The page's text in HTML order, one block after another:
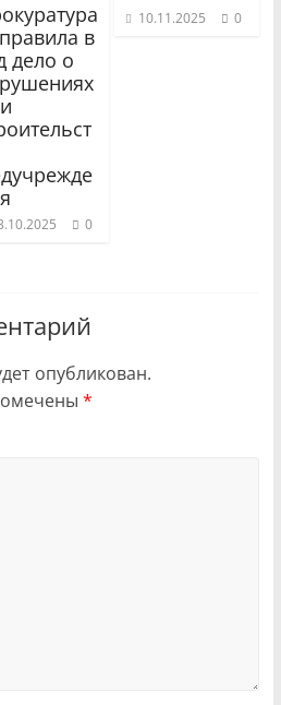
в
дело о
0
10.11.2025 0
опубликован.
*